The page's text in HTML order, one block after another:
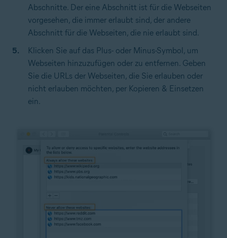
Abschnitte. Der eine Abschnitt ist für die Webseiten
vorgesehen, die immer erlaubt sind, der andere
Abschnitt für die Webseiten, die nie erlaubt sind.
Klicken Sie auf das Plus- oder Minus-Symbol, um
Webseiten hinzuzufügen oder zu entfernen. Geben
Sie die URLs der Webseiten, die Sie erlauben oder
nicht erlauben möchten, per Kopieren & Einsetzen
ein.